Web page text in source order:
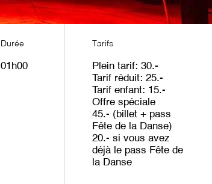
Durée
01h00
Tarifs
Plein tarif
30
Tarif réduit
25
Tarif enfant
15
Offre spéciale
45.- (billet + pass
Fête de la Danse)
20.- si vous avez
déjà le pass Fête de
la Danse